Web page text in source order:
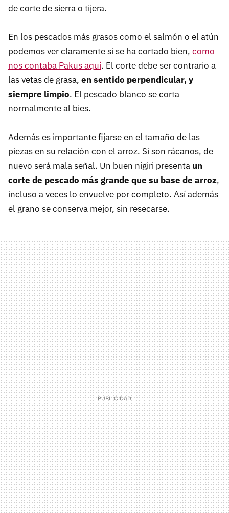
de corte de sierra o tijera.
En los pescados más grasos como el salmón o el atún
podemos ver claramente si se ha cortado bien, como
nos contaba Pakus aquí. El corte debe ser contrario a
las vetas de grasa, en sentido perpendicular, y
siempre limpio. El pescado blanco se corta
normalmente al bies.
Además es importante fijarse en el tamaño de las
piezas en su relación con el arroz. Si son rácanos, de
nuevo será mala señal. Un buen nigiri presenta un
corte de pescado más grande que su base de arroz,
incluso a veces lo envuelve por completo. Así además
el grano se conserva mejor, sin resecarse.